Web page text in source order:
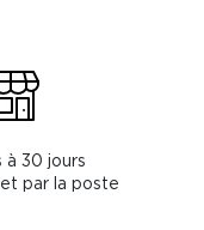
à 30 jours
par la poste